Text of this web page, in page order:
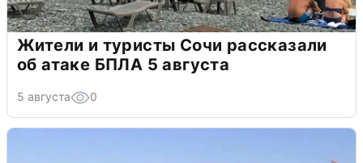
Жители и туристы Сочи рассказали
об атаке БПЛА 5 августа
5 августа 0